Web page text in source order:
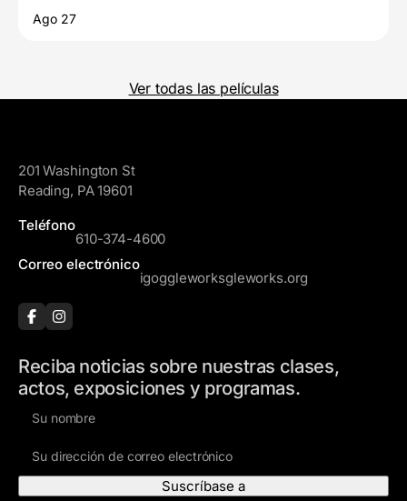
Ago 27
Ver todas las películas
201 Washington St
Reading, PA 19601
Teléfono
610-374-4600
Correo electrónico
igoggleworksgleworks.org
Reciba noticias sobre nuestras clases,
actos, exposiciones y programas.